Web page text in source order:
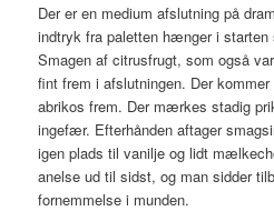
Der er en medium afslutning på
indtryk fra paletten hænger i starten
Smagen af citrusfrugt, som også
fint frem i afslutningen. Der
abrikos frem. Der mærkes stadig
ingefær. Efterhånden aftager
igen plads til vanilje og lidt
anelse ud til sidst, og man sidder
fornemmelse i munden.